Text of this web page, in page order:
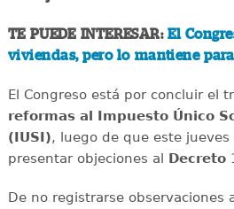
TE PUEDE INTERESAR:El
viviendas, pero lo mantiene
El Congreso está por concluir el
reformas al Impuesto Único
(IUSI), luego de que este
presentar objeciones al Decreto
De no registrarse observaciones